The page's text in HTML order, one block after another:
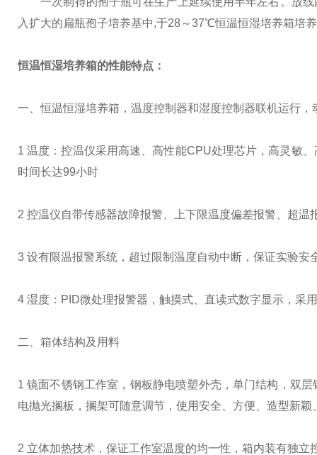
入扩大的扁瓶孢子培养基中,于28～37℃恒温恒湿培养箱培
恒温恒湿培养箱的性能特点：
一、恒温恒湿培养箱，温度控制器和湿度控制器联机运行
1 温度：控温仪采用高速、高性能CPU处理芯片，高灵敏
时间长达99小时
2 控温仪自带传感器故障报警、上下限温度偏差报警、超
3 设有限温报警系统，超过限制温度自动中断，保证实验安
4 湿度：PID微处理报警器，触摸式、直读式数字显示，采
二、箱体结构及用料
1 镜面不锈钢工作室，钢板静电喷塑外壳，单门结构，双
电抛光搁板，搁架可随意调节，使用安全、方便、造型新颖
2 立体加热技术，保证工作室温度的均一性，箱内装有独立